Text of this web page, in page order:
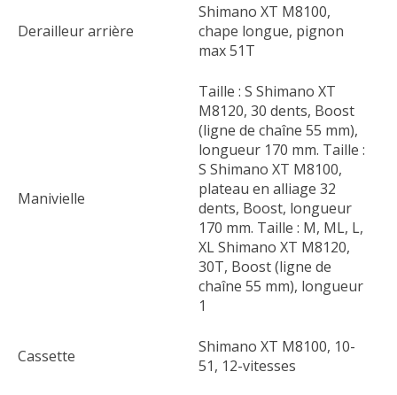
Derailleur arrière
Shimano XT M8100,
chape longue, pignon
max 51T
Manivielle
Taille : S Shimano XT
M8120, 30 dents, Boost
(ligne de chaîne 55 mm),
longueur 170 mm. Taille :
S Shimano XT M8100,
plateau en alliage 32
dents, Boost, longueur
170 mm. Taille : M, ML, L,
XL Shimano XT M8120,
30T, Boost (ligne de
chaîne 55 mm), longueur
1
Cassette
Shimano XT M8100, 10-
51, 12-vitesses